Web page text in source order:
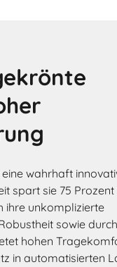
wahrhaft
spart sie 75
ihre unkomplizierte
sowie
hohen
in automatisierten